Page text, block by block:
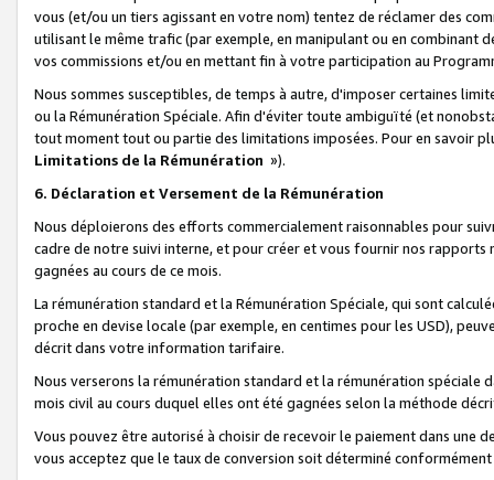
vous (et/ou un tiers agissant en votre nom) tentez de réclamer des
utilisant le même trafic (par exemple, en manipulant ou en combinant
vos commissions et/ou en mettant fin à votre participation au
Nous sommes susceptibles, de temps à autre, d'imposer certaines
ou la Rémunération Spéciale. Afin d'éviter toute ambiguïté (et
tout moment tout ou partie des limitations imposées. Pour en savoir
Limitations de la Rémunération »).
6. Déclaration et Versement de la Rémunération
Nous déploierons des efforts commercialement raisonnables pour
cadre de notre suivi interne, et pour créer et vous fournir nos
gagnées au cours de ce mois.
La rémunération standard et la Rémunération Spéciale, qui sont
proche en devise locale (par exemple, en centimes pour les USD),
décrit dans votre information tarifaire.
Nous verserons la rémunération standard et la rémunération spéciale
mois civil au cours duquel elles ont été gagnées selon la méthode
Vous pouvez être autorisé à choisir de recevoir le paiement dans une
vous acceptez que le taux de conversion soit déterminé